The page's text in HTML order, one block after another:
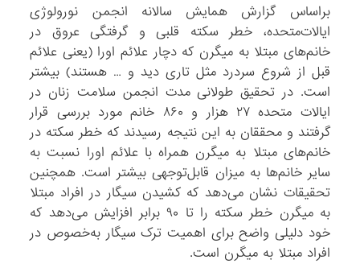
براساس گزارش همایش سالانه انجمن نورولوژی
ایالات‌متحده، خطر سکته قلبی و گرفتگی عروق در
خانم‌های مبتلا به میگرن که دچار علائم اورا (یعنی علائم
قبل از شروع سردرد مثل تاری دید و … هستند) بیشتر
است. در تحقیق طولانی مدت انجمن سلامت زنان در
ایالات‌ متحده ۲۷ هزار و ۸۶۰ خانم مورد بررسی قرار
گرفتند و محققان به این نتیجه رسیدند که خطر سکته در
خانم‌های مبتلا به میگرن همراه با علائم اورا نسبت به
سایر خانم‌ها به میزان قابل‌توجهی بیشتر است. همچنین
تحقیقات نشان می‌دهد که کشیدن سیگار در افراد مبتلا
به میگرن خطر سکته را تا ۹۰ برابر افزایش می‌دهد که
خود دلیلی واضح برای اهمیت ترک سیگار به‌خصوص در
افراد مبتلا به میگرن است.